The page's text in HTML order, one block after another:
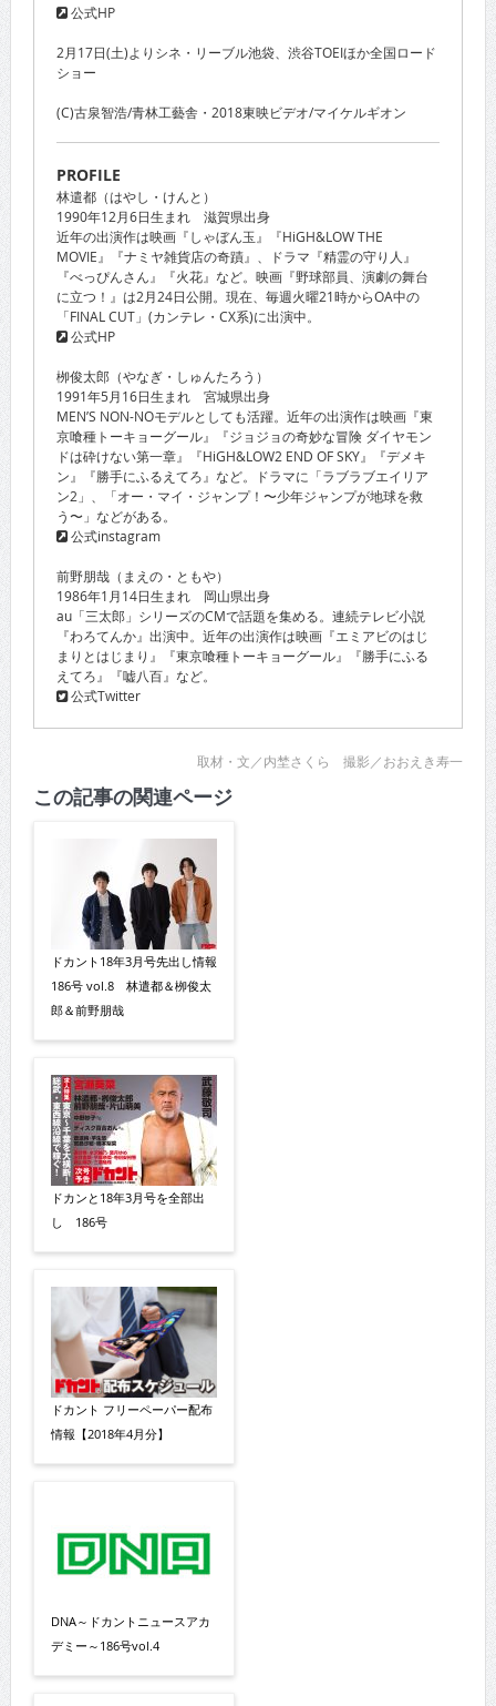
公式HP
2月17日(土)よりシネ・リーブル池袋、渋谷TOEIほか全国ロード
ショー
(C)古泉智浩/青林工藝舎・2018東映ビデオ/マイケルギオン
PROFILE
林遣都（はやし・けんと）
1990年12月6日生まれ 滋賀県出身
近年の出演作は映画『しゃぼん玉』『HiGH&LOW THE
MOVIE』『ナミヤ雑貨店の奇蹟』、ドラマ『精霊の守り人』
『べっぴんさん』『火花』など。映画『野球部員、演劇の舞台
に立つ！』は2月24日公開。現在、毎週火曜21時からOA中の
「FINAL CUT」(カンテレ・CX系)に出演中。
公式HP
栁俊太郎（やなぎ・しゅんたろう）
1991年5月16日生まれ 宮城県出身
MEN’S NON-NOモデルとしても活躍。近年の出演作は映画『東
京喰種トーキョーグール』『ジョジョの奇妙な冒険 ダイヤモン
ドは砕けない第一章』『HiGH&LOW2 END OF SKY』『デメキ
ン』『勝手にふるえてろ』など。ドラマに「ラブラブエイリア
ン2」、「オー・マイ・ジャンプ！〜少年ジャンプが地球を救
う〜」などがある。
公式instagram
前野朋哉（まえの・ともや）
1986年1月14日生まれ 岡山県出身
au「三太郎」シリーズのCMで話題を集める。連続テレビ小説
『わろてんか』出演中。近年の出演作は映画『エミアビのはじ
まりとはじまり』『東京喰種トーキョーグール』『勝手にふる
えてろ』『嘘八百』など。
公式Twitter
取材・文／内埜さくら 撮影／おおえき寿一
この記事の関連ページ
ドカント18年3月号先出し情報
186号 vol.8 林遣都＆栁俊太
郎＆前野朋哉
ドカンと18年3月号を全部出
し 186号
ドカント フリーペーパー配布
情報【2018年4月分】
DNA～ドカントニュースアカ
デミー～186号vol.4